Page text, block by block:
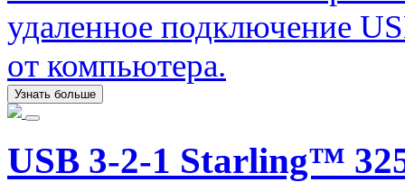
удаленное подключение
от компьютера.
Узнать больше
USB 3-2-1 Starling™